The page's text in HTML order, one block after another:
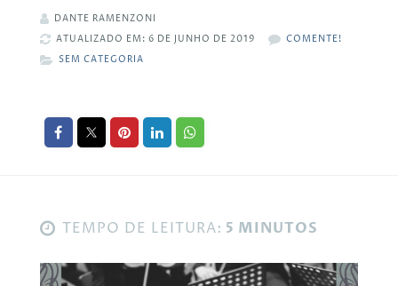
DANTE RAMENZONI
ATUALIZADO EM: 6 DE JUNHO DE 2019
COMENTE!
SEM CATEGORIA
TEMPO DE LEITURA: 5 MINUTOS